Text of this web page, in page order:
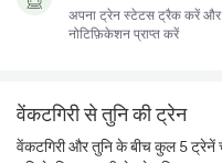
अपना ट्रेन स्टेटस ट्रैक करें और
नोटिफ़िकेशन प्राप्त करें
वेंकटगिरी से तुनि की ट्रेन
वेंकटगिरी और तुनि के बीच कुल 5